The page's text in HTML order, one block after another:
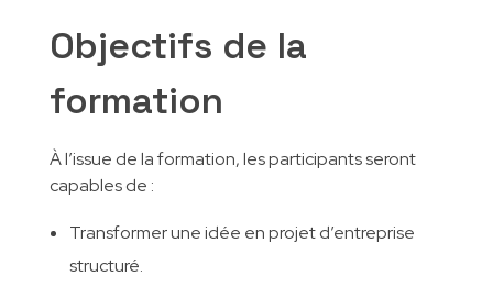
Objectifs de la
formation
À l’issue de la formation, les participants seront
capables de :
Transformer une idée en projet d’entreprise
structuré.